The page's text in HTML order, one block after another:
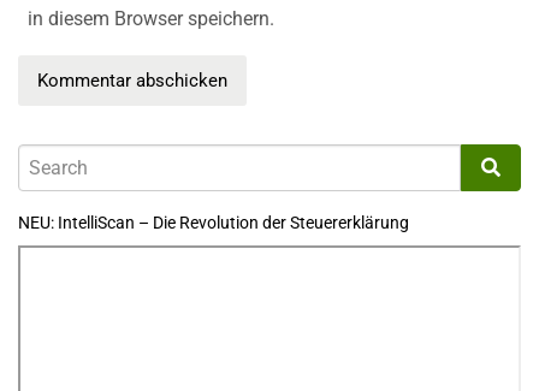
in diesem Browser speichern.
NEU: IntelliScan – Die Revolution der Steuererklärung